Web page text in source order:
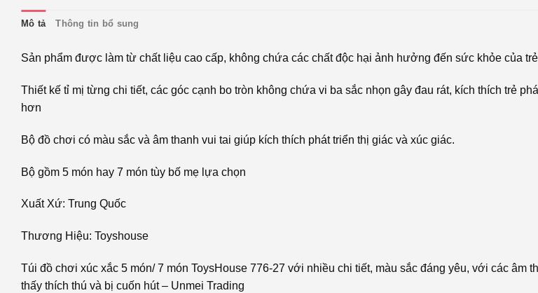
Mô tả Thông tin bổ sung
Sản phẩm được làm từ chất liệu cao cấp, không chứa các chất độc hại ảnh hưởng đến sức khỏe của
Thiết kế tỉ mị từng chi tiết, các góc cạnh bo tròn không chứa vi ba sắc nhọn gây đau rát, kích thích trẻ
hơn
Bộ đồ chơi có màu sắc và âm thanh vui tai giúp kích thích phát triển thị giác và xúc giác.
Bộ gồm 5 món hay 7 món tùy bố mẹ lựa chọn
Xuất Xứ: Trung Quốc
Thương Hiệu: Toyshouse
Túi đồ chơi xúc xắc 5 món/ 7 món ToysHouse 776-27 với nhiều chi tiết, màu sắc đáng yêu, với các âm
thấy thích thú và bị cuốn hút – Unmei Trading